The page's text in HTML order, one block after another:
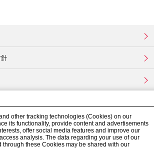
other tracking technologies (Cookies) on our
its functionality, provide content and advertisements
offer social media features and improve our
analysis. The data regarding your use of our
through these Cookies may be shared with our